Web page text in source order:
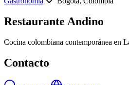
Restaurante Andino
Cocina colombiana contemporánea en
Contacto